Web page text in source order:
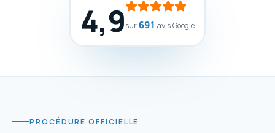
4,9sur691 avis Google
PROCÉDURE OFFICIELLE